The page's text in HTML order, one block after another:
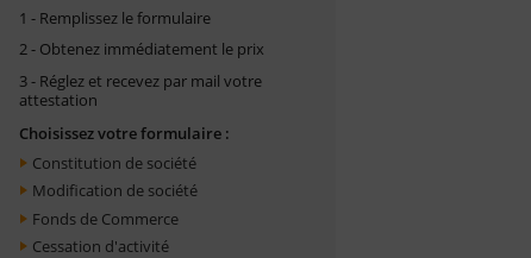
1 - Remplissez le formulaire
2 - Obtenez immédiatement le prix
3 - Réglez et recevez par mail votre
attestation
Choisissez votre formulaire :
Constitution de société
Modification de société
Fonds de Commerce
Cessation d'activité